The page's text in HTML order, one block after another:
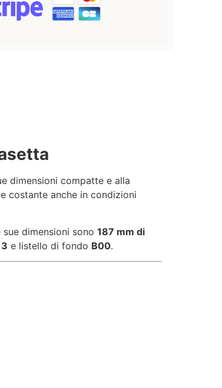
dimensioni compatte e alla
costante anche in condizioni
sue dimensioni sono 187 mm di
e listello di fondo B00.